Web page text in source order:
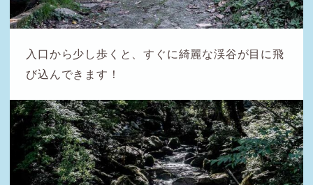
入口から少し歩くと、すぐに綺麗な渓谷が目に飛
び込んできます！